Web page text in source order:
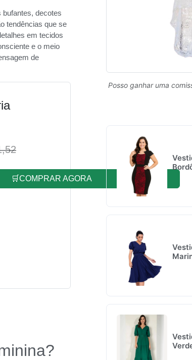
decotes
tendências que se
em tecidos
e o meio
de
🛒COMPRAR AGORA
Posso ganhar uma